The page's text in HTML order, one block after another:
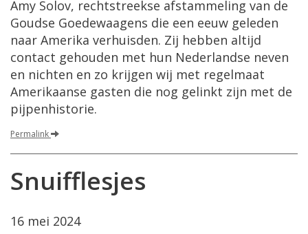
Amy Solov, rechtstreekse afstammeling van de
Goudse Goedewaagens die een eeuw geleden
naar Amerika verhuisden. Zij hebben altijd
contact gehouden met hun Nederlandse neven
en nichten en zo krijgen wij met regelmaat
Amerikaanse gasten die nog gelinkt zijn met de
pijpenhistorie.
Permalink
Snuifflesjes
16 mei 2024